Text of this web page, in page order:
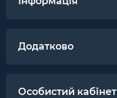
Додатково
Особистий кабінет